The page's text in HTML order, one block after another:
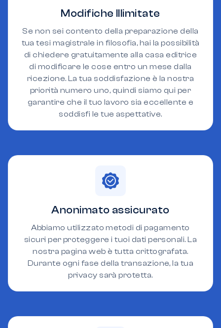
Modifiche Illimitate
Se non sei contento della preparazione della
tua tesi magistrale in filosofia, hai la possibilità
di chiedere gratuitamente alla casa editrice
di modificare le cose entro un mese dalla
ricezione. La tua soddisfazione è la nostra
priorità numero uno, quindi siamo qui per
garantire che il tuo lavoro sia eccellente e
soddisfi le tue aspettative.
Anonimato assicurato
Abbiamo utilizzato metodi di pagamento
sicuri per proteggere i tuoi dati personali. La
nostra pagina web è tutta crittografata.
Durante ogni fase della transazione, la tua
privacy sarà protetta.